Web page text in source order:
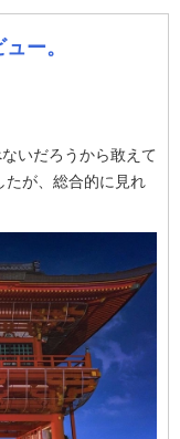
ー。
いだろうから敢えて
たが、総合的に見れ